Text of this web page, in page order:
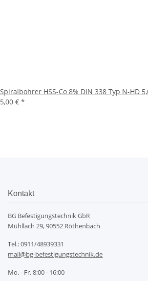
Spiralbohrer HSS-Co 8% DIN 338 Typ N-HD
5,00 € *
Kontakt
BG Befestigungstechnik GbR
Mühllach 29, 90552 Röthenbach
Tel.: 0911/48939331
mail@bg-befestigungstechnik.de
Mo. - Fr. 8:00 - 16:00